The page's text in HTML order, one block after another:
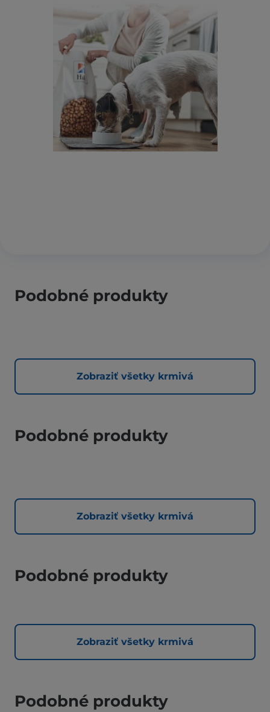
Podobné produkty
Zobraziť všetky krmivá
Podobné produkty
Zobraziť všetky krmivá
Podobné produkty
Zobraziť všetky krmivá
Podobné produkty